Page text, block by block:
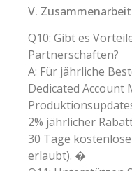
V.
Q10: Gibt es
Partnerschaften?
A: Für jährliche
Dedicated Account
2% jährlicher
30 Tage
erlaubt). �